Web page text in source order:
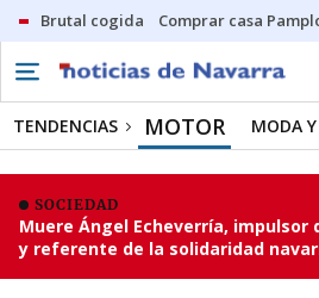
Brutal cogida Comprar casa
TENDENCIAS MOTOR MODA
SOCIEDAD
Muere Ángel Echeverría, impulsor
y referente de la solidaridad